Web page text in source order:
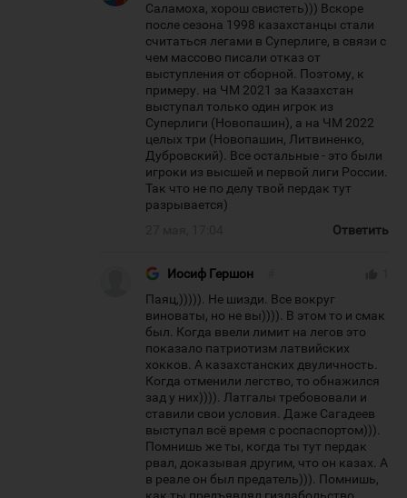
Саламоха, хорош свистеть))) Вскоре
после сезона 1998 казахстанцы стали
считаться легами в Суперлиге, в связи с
чем массово писали отказ от
выступления от сборной. Поэтому, к
примеру. на ЧМ 2021 за Казахстан
выступал только один игрок из
Суперлиги (Новопашин), а на ЧМ 2022
целых три (Новопашин, Литвиненко,
Дубровский). Все остальные - это были
игроки из высшей и первой лиги России.
Так что не по делу твой пердак тут
разрывается)
Ответить
Иосиф Гершон
Паяц,))))). Не шизди. Все вокруг
виноваты, но не вы)))). В этом то и смак
был. Когда ввели лимит на легов это
показало патриотизм латвийских
хокков. А казахстанских двуличность.
Когда отменили легство, то обнажился
зад у них)))). Латгалы требововали и
ставили свои условия. Даже Сагадеев
выступал всё время с роспаспортом))).
Помнишь же ты, когда ты тут пердак
рвал, доказывая другим, что он казах. А
в реале он был предатель))). Помнишь,